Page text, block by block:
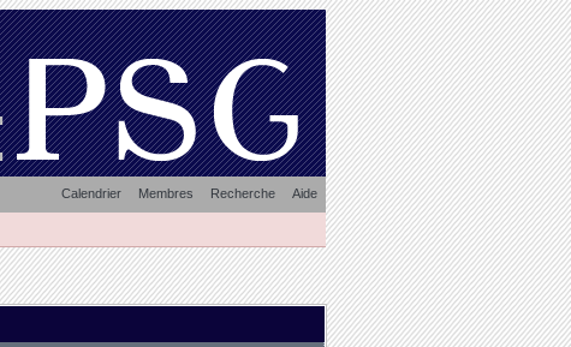
Aide
Recherche
Membres
Calendrier